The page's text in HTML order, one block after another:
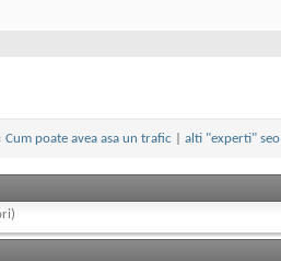
Cum poate avea asa un trafic alti "experti" seo